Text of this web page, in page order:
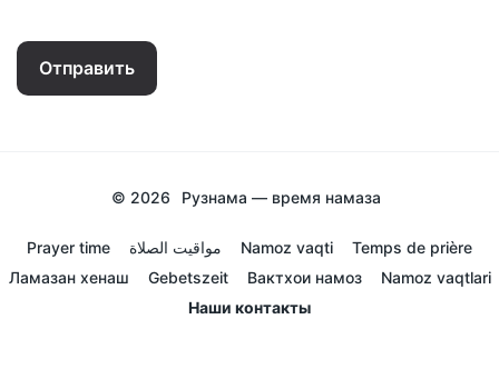
Отправить
© 2026 Рузнама — время намаза
Prayer time مواقيت الصلاة Namoz vaqti
Temps de prière
Ламазан хенаш
Gebetszeit Вактхои намоз
Namoz vaqtlari
Наши контакты